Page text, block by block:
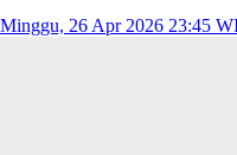
Minggu, 26 Apr 2026 23:45